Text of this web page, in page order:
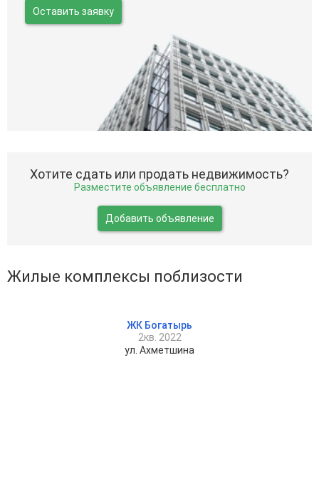
Оставить заявку
Хотите сдать или продать недвижимость?
Разместите объявление бесплатно
Добавить объявление
Жилые комплексы поблизости
ЖК Богатырь
2кв. 2022
ул. Ахметшина